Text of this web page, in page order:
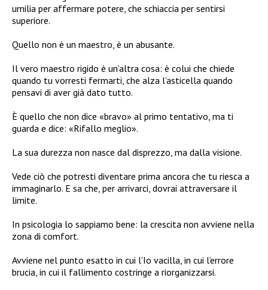
umilia per affermare potere, che schiaccia per sentirsi
superiore.
Quello non è un maestro, è un abusante.
Il vero maestro rigido è un’altra cosa: è colui che chiede
quando tu vorresti fermarti, che alza l’asticella quando
pensavi di aver già dato tutto.
È quello che non dice «bravo» al primo tentativo, ma ti
guarda e dice: «Rifallo meglio».
La sua durezza non nasce dal disprezzo, ma dalla visione.
Vede ciò che potresti diventare prima ancora che tu riesca a
immaginarlo. E sa che, per arrivarci, dovrai attraversare il
limite.
In psicologia lo sappiamo bene: la crescita non avviene nella
zona di comfort.
Avviene nel punto esatto in cui l’Io vacilla, in cui l’errore
brucia, in cui il fallimento costringe a riorganizzarsi.